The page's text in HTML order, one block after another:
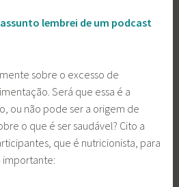
lembrei de um podcast
sobre o excesso de
Será que essa é a
ou não pode ser a origem de
o que é ser saudável? Cito a
que é nutricionista, para
importante: